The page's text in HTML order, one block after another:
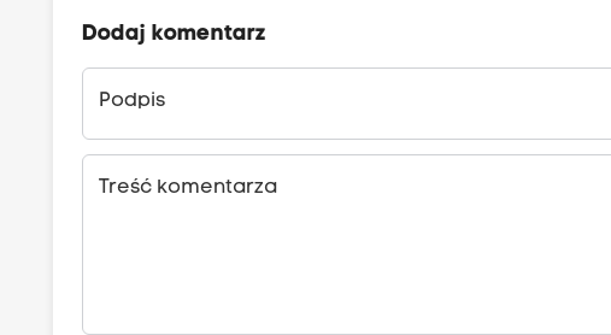
Dodaj komentarz
Podpis
Treść komentarza